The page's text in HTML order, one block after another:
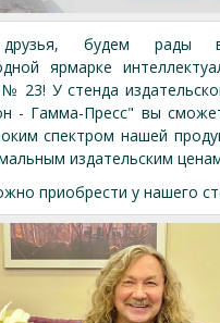
друзья, будем рады
ярмарке
23! У стенда
- Гамма-Пресс" вы
спектром нашей
издательским
приобрести у нашего